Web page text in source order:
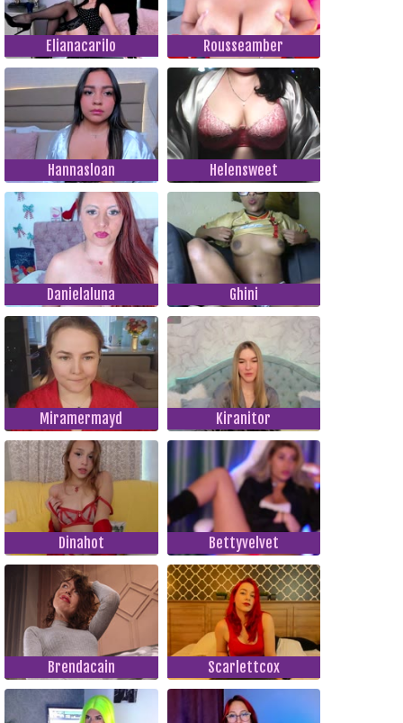
Elianacarilo Rousseamber
Hannasloan Helensweet
Danielaluna Ghini
Miramermayd Kiranitor
Dinahot Bettyvelvet
Brendacain Scarlettcox